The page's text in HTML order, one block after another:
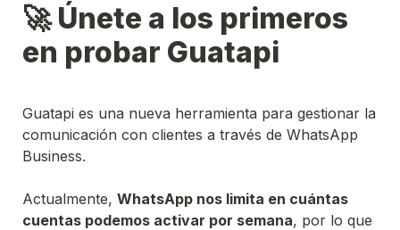
🚀 Únete a los primeros
en probar Guatapi
Guatapi es una nueva herramienta para gestionar la
comunicación con clientes a través de WhatsApp
Business.
Actualmente, WhatsApp nos limita en cuántas
cuentas podemos activar por semana, por lo que